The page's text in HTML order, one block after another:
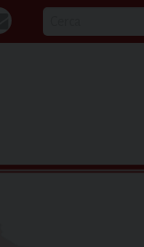
webmail